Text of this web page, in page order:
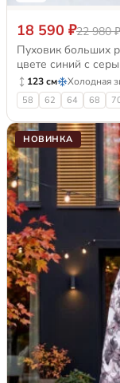
18 590 ₽22 980 ₽
Пуховик больших
цвете синий с
123 см Холодная
58 62 64 68
НОВИНКА